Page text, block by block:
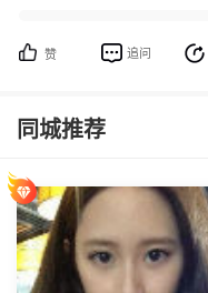
赞 追问
同城推荐